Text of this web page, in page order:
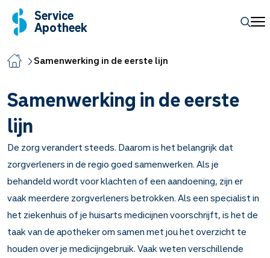
Service
Apotheek
Samenwerking in de eerste lijn
Samenwerking in de eerste
lijn
De zorg verandert steeds. Daarom is het belangrijk dat
zorgverleners in de regio goed samenwerken. Als je
behandeld wordt voor klachten of een aandoening, zijn er
vaak meerdere zorgverleners betrokken. Als een specialist in
het ziekenhuis of je huisarts medicijnen voorschrijft, is het de
taak van de apotheker om samen met jou het overzicht te
houden over je medicijngebruik. Vaak weten verschillende